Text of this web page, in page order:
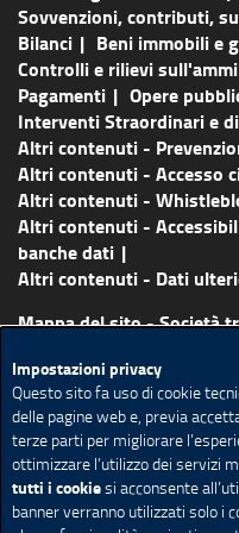
Impostazioni privacy
Questo sito fa uso di cookie
delle pagine web e, previa
terze parti per migliorare
ottimizzare l’utilizzo dei servizi
tutti i cookiesi acconsente
banner verranno utilizzati solo i
Sovvenzioni, contributi,
Bilanci
Beni immobili e
Controlli e rilievi
Pagamenti
Opere
Interventi Straordinari e
Altri contenuti -
Altri contenuti - Accesso
Altri contenuti -
Altri contenuti -
banche dati
Altri contenuti - Dati
Mappa del sito - Società
Contatti
About us
Credits
Note legali
Social media policy